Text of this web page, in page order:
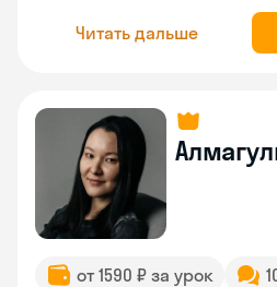
Читать дальше
от 1590 ₽ за урок